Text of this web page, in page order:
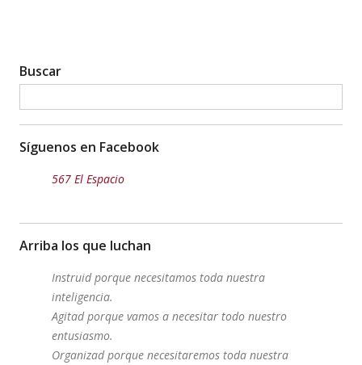
Buscar
Síguenos en Facebook
567 El Espacio
Arriba los que luchan
Instruid porque necesitamos toda nuestra
inteligencia.
Agitad porque vamos a necesitar todo nuestro
entusiasmo.
Organizad porque necesitaremos toda nuestra